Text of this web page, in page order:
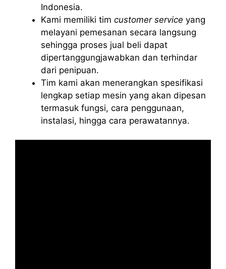
Indonesia.
Kami memiliki tim customer service yang
melayani pemesanan secara langsung
sehingga proses jual beli dapat
dipertanggungjawabkan dan terhindar
dari penipuan.
Tim kami akan menerangkan spesifikasi
lengkap setiap mesin yang akan dipesan
termasuk fungsi, cara penggunaan,
instalasi, hingga cara perawatannya.